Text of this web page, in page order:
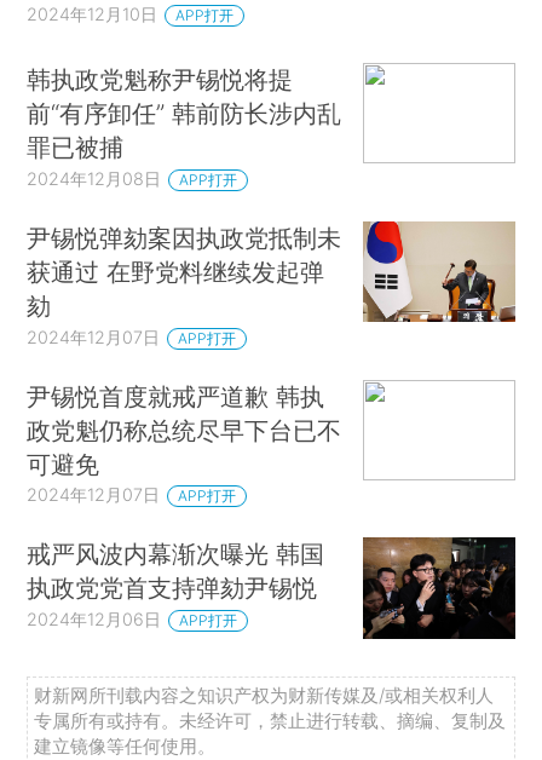
2024年12月10日 APP打开
韩执政党魁称尹锡悦将提
前“有序卸任” 韩前防长涉内乱
罪已被捕
2024年12月08日 APP打开
尹锡悦弹劾案因执政党抵制未
获通过 在野党料继续发起弹
劾
2024年12月07日 APP打开
尹锡悦首度就戒严道歉 韩执
政党魁仍称总统尽早下台已不
可避免
2024年12月07日 APP打开
戒严风波内幕渐次曝光 韩国
执政党党首支持弹劾尹锡悦
2024年12月06日 APP打开
财新网所刊载内容之知识产权为财新传媒及/或相关权利人
专属所有或持有。未经许可，禁止进行转载、摘编、复制及
建立镜像等任何使用。